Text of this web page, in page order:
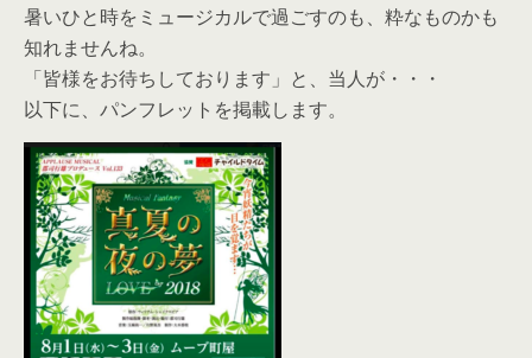
暑いひと時をミュージカルで過ごすのも、粋なものかも
知れませんね。
「皆様をお待ちしております」と、当人が・・・
以下に、パンフレットを掲載します。